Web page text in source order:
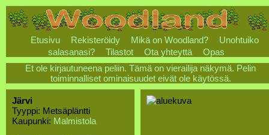
Etusivu Rekisteröidy Mikä on Woodland?
Unohtuiko
salasanasi?
Tilastot Ota yhteyttä
Opas
Et ole kirjautuneena peliin. Tämä on vierailija näkymä. Pelin
toiminnalliset ominaisuudet eivät ole käytössä.
Järvi
Tyyppi: Metsäpläntti
Kaupunki: Malmistola